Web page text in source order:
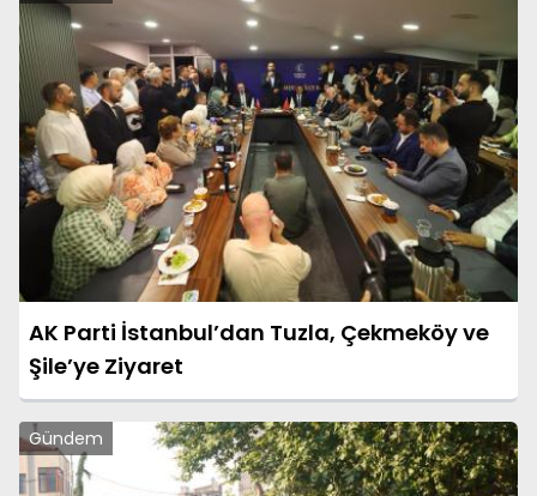
AK Parti İstanbul’dan Tuzla, Çekmeköy ve
Şile’ye Ziyaret
Gündem